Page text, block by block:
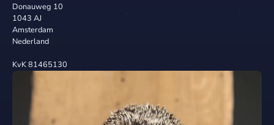
Donauweg 10
1043 AJ
Amsterdam
Nederland
KvK 81465130